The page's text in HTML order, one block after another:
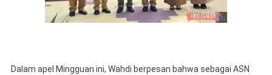
Dalam apel Mingguan ini, Wahdi berpesan bahwa sebagai ASN